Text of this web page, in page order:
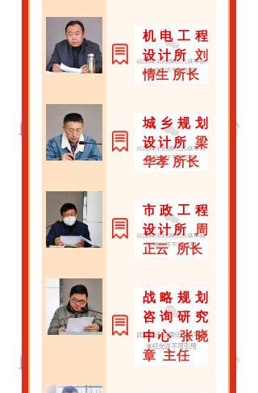
机电工程
设计所刘
情生 所长
城乡规划
设计所梁
华孝 所长
市政工程
设计所周
正云 所长
战略规划
咨询研究
中心张晓
章 主任